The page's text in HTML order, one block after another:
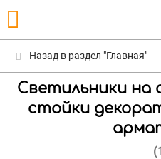
Назад в раздел "Главная"
Светильники на
стойки